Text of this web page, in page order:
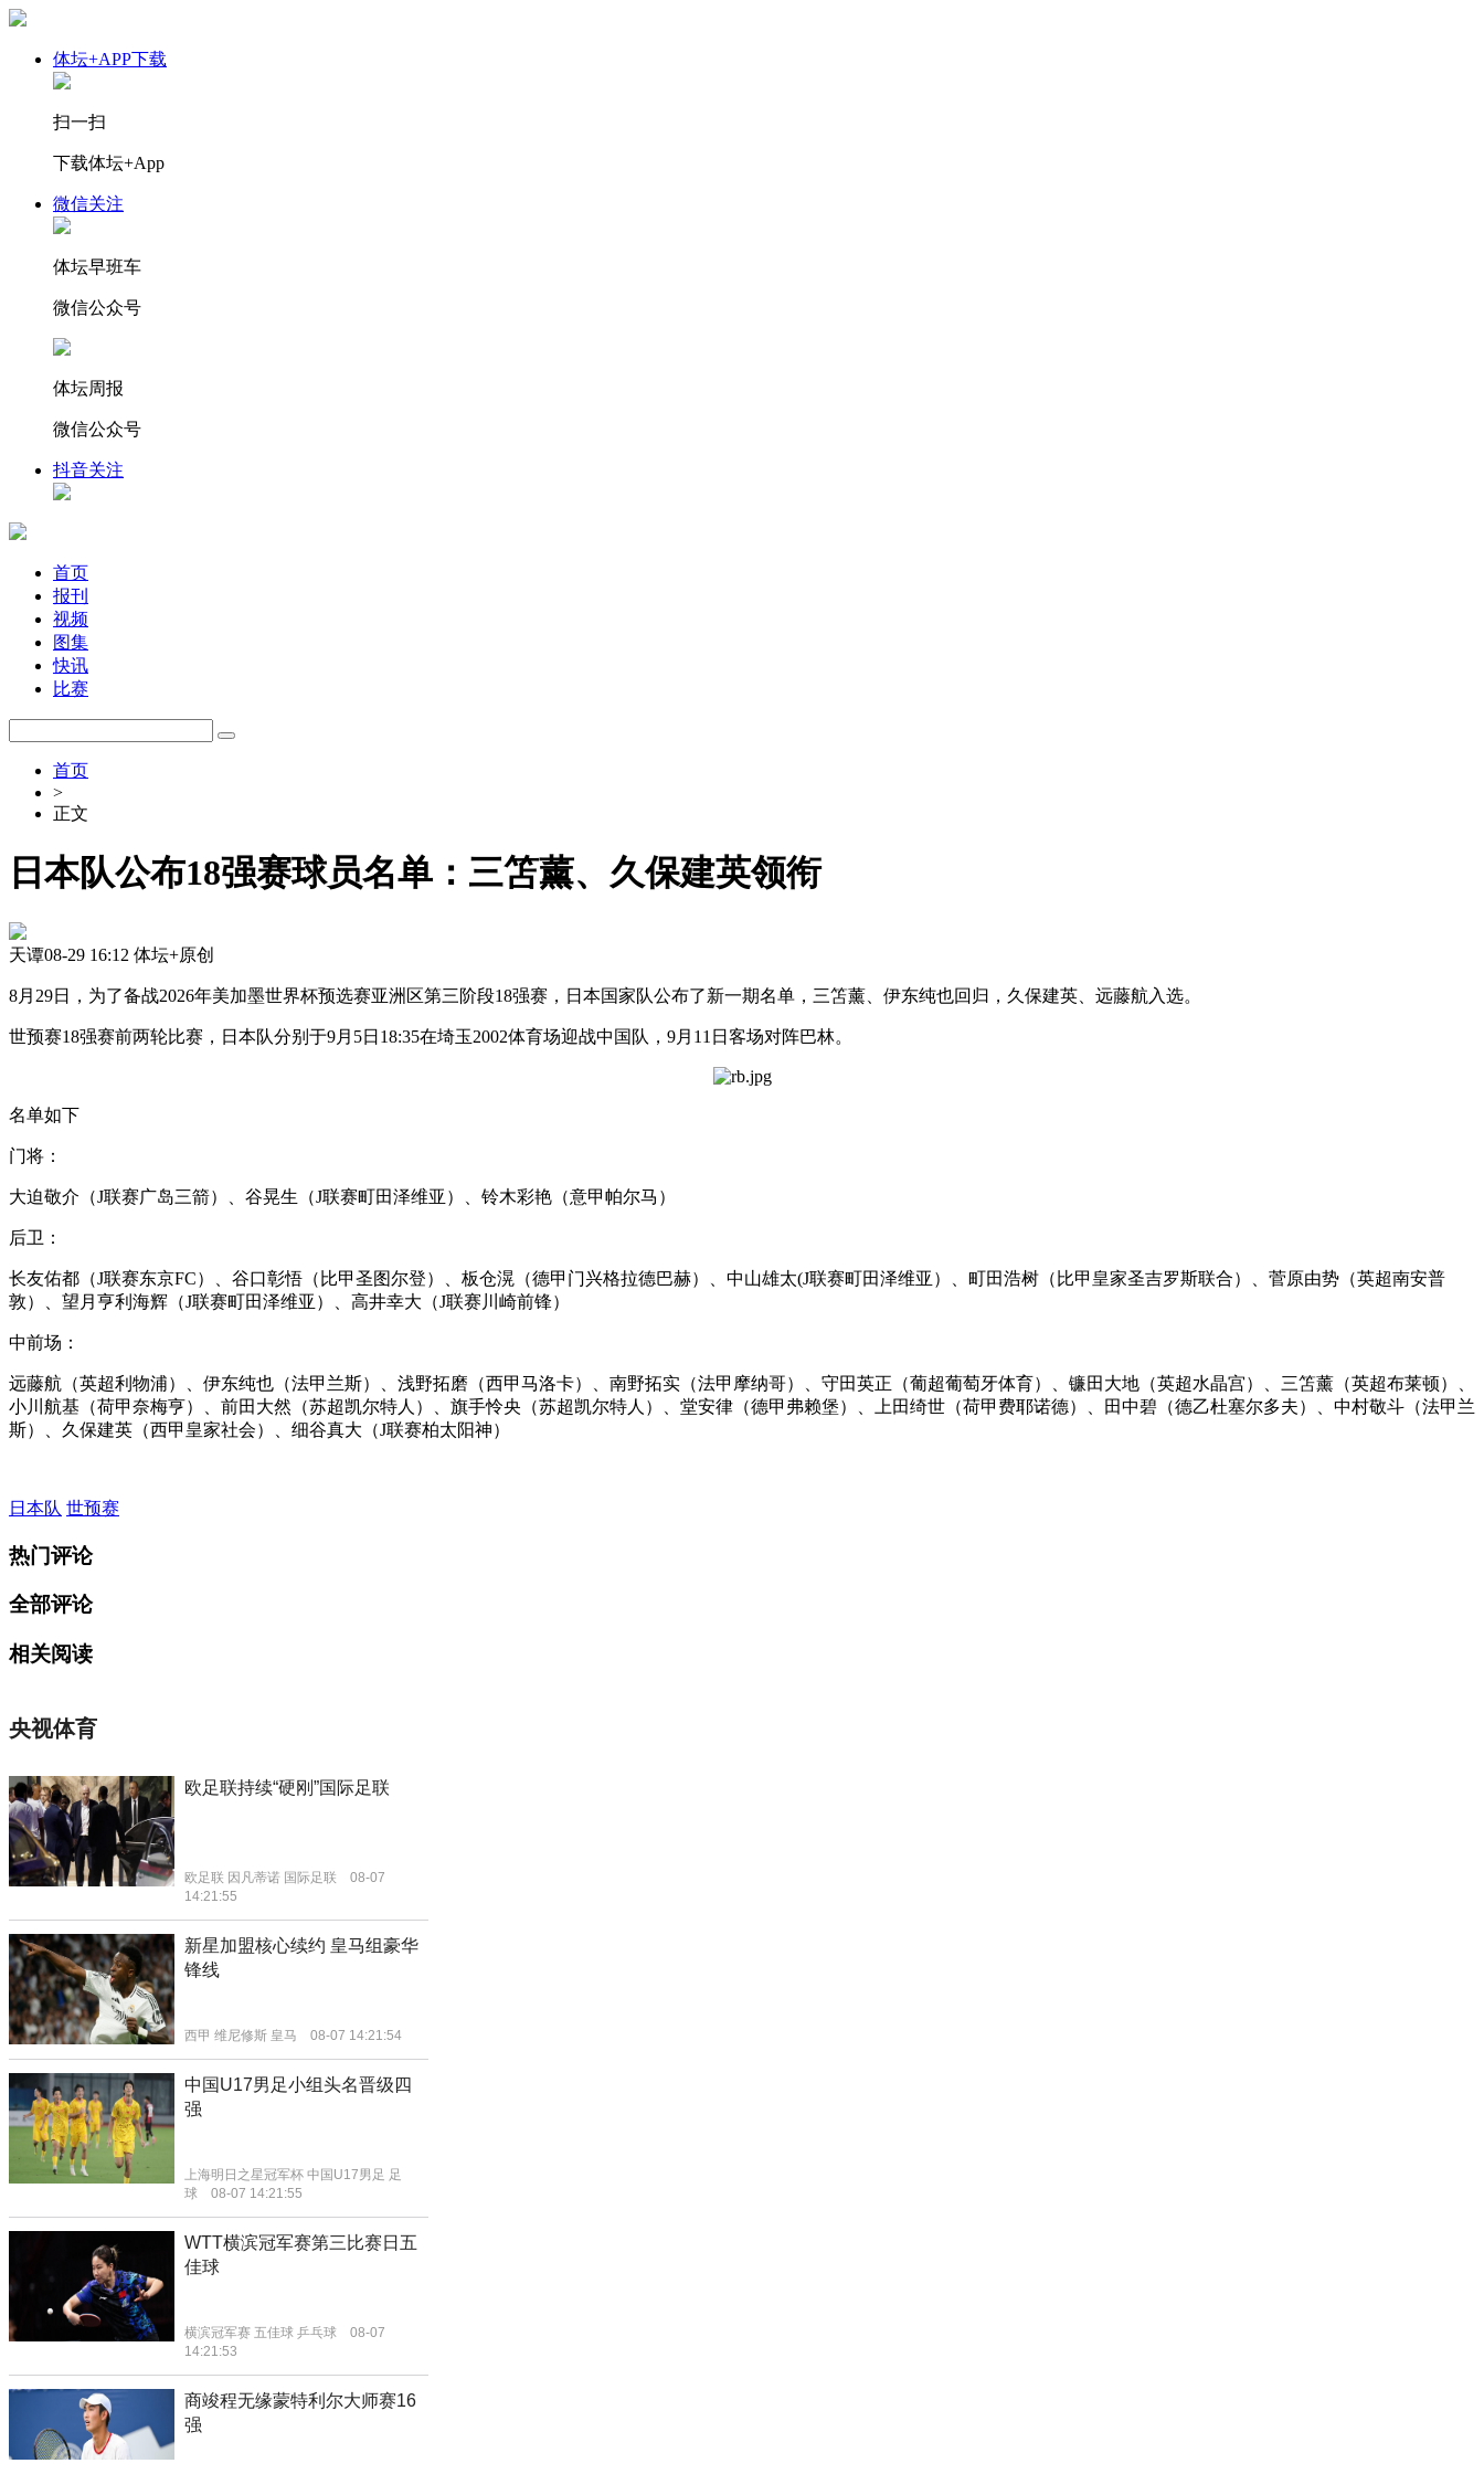
体坛+APP下载
扫一扫
下载体坛+App
微信关注
体坛早班车
微信公众号
体坛周报
微信公众号
抖音关注
首页
报刊
视频
图集
快讯
比赛
首页
>
正文
日本队公布18强赛球员名单：三笘薰、久保建英领衔
天谭08-29 16:12 体坛+原创
8月29日，为了备战2026年美加墨世界杯预选赛亚洲区第三阶段18强赛，日本国家队公布了新一期名单，三笘薰、伊东纯也回归，久保建英、远藤航入选。
世预赛18强赛前两轮比赛，日本队分别于9月5日18:35在埼玉2002体育场迎战中国队，9月11日客场对阵巴林。
名单如下
门将：
大迫敬介（J联赛广岛三箭）、谷晃生（J联赛町田泽维亚）、铃木彩艳（意甲帕尔马）
后卫：
长友佑都（J联赛东京FC）、谷口彰悟（比甲圣图尔登）、板仓滉（德甲门兴格拉德巴赫）、中山雄太(J联赛町田泽维亚）、町田浩树（比甲皇家圣吉罗斯联合）、菅原由势（英超南安普
敦）、望月亨利海辉（J联赛町田泽维亚）、高井幸大（J联赛川崎前锋）
中前场：
远藤航（英超利物浦）、伊东纯也（法甲兰斯）、浅野拓磨（西甲马洛卡）、南野拓实（法甲摩纳哥）、守田英正（葡超葡萄牙体育）、镰田大地（英超水晶宫）、三笘薰（英超布莱顿）、
小川航基（荷甲奈梅亨）、前田大然（苏超凯尔特人）、旗手怜央（苏超凯尔特人）、堂安律（德甲弗赖堡）、上田绮世（荷甲费耶诺德）、田中碧（德乙杜塞尔多夫）、中村敬斗（法甲兰
斯）、久保建英（西甲皇家社会）、细谷真大（J联赛柏太阳神）
日本队 世预赛
热门评论
全部评论
相关阅读